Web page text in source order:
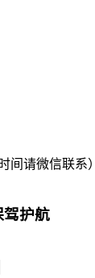
间请微信联系）
驾护航